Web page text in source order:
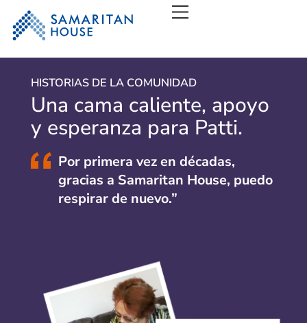
Casa Samaritana – San
HISTORIAS DE LA COMUNIDAD
Una cama caliente, apoyo
y esperanza para Patti.
“
Por primera vez en décadas,
gracias a Samaritan House, puedo
respirar de nuevo.”